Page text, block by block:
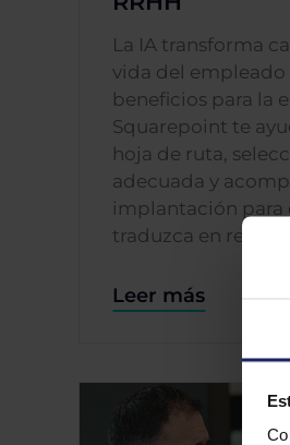
La IA transforma
vida del
beneficios para la
Squarepoint te
hoja de ruta,
adecuada y
implantación para
traduzca en
Leer más